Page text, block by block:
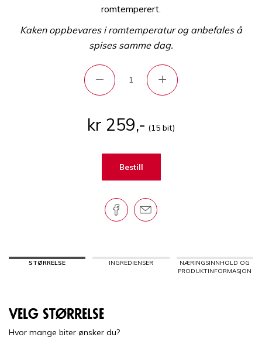
romtemperert.
Kaken oppbevares i romtemperatur og anbefales å
spises samme dag.
kr 259,- (15 bit)
Bestill
STØRRELSE INGREDIENSER
NÆRINGSINNHOLD OG
PRODUKTINFORMASJON
Velg størrelse
Hvor mange biter ønsker du?